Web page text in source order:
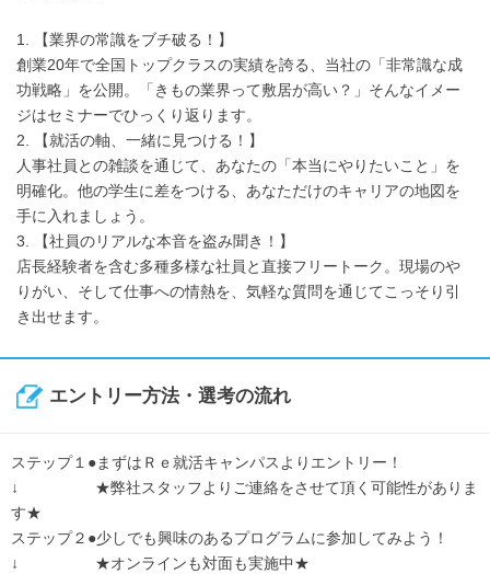
1. 【業界の常識をブチ破る！】
創業20年で全国トップクラスの実績を誇る、当社の「非常識な成
功戦略」を公開。「きもの業界って敷居が高い？」そんなイメー
ジはセミナーでひっくり返ります。
2. 【就活の軸、一緒に見つける！】
人事社員との雑談を通じて、あなたの「本当にやりたいこと」を
明確化。他の学生に差をつける、あなただけのキャリアの地図を
手に入れましょう。
3. 【社員のリアルな本音を盗み聞き！】
店長経験者を含む多種多様な社員と直接フリートーク。現場のや
りがい、そして仕事への情熱を、気軽な質問を通じてこっそり引
き出せます。
エントリー方法・選考の流れ
ステップ１●まずはＲｅ就活キャンパスよりエントリー！
↓ ★弊社スタッフよりご連絡をさせて頂く可能性がありま
す★
ステップ２●少しでも興味のあるプログラムに参加してみよう！
↓ ★オンラインも対面も実施中★